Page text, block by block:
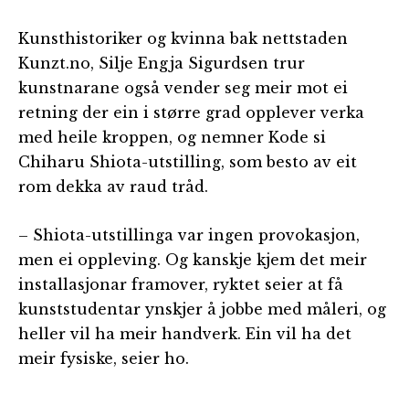
Kunsthistoriker og kvinna bak nettstaden
Kunzt.no, Silje Engja Sigurdsen trur
kunstnarane også vender seg meir mot ei
retning der ein i større grad opplever verka
med heile kroppen, og nemner Kode si
Chiharu Shiota-utstilling, som besto av eit
rom dekka av raud tråd.
– Shiota-utstillinga var ingen provokasjon,
men ei oppleving. Og kanskje kjem det meir
installasjonar framover, ryktet seier at få
kunststudentar ynskjer å jobbe med måleri, og
heller vil ha meir handverk. Ein vil ha det
meir fysiske, seier ho.